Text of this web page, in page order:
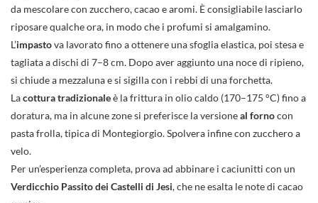
da mescolare con zucchero, cacao e aromi. È consigliabile lasciarlo
riposare qualche ora, in modo che i profumi si amalgamino.
L’impastova lavorato fino a ottenere una sfoglia elastica, poi stesa e
tagliata a dischi di 7–8 cm. Dopo aver aggiunto una noce di ripieno,
si chiude a mezzaluna e si sigilla con i rebbi di una forchetta.
Lacottura tradizionaleè la frittura in olio caldo (170–175 °C) fino a
doratura, ma in alcune zone si preferisce la versioneal fornocon
pasta frolla, tipica di Montegiorgio. Spolvera infine con zucchero a
velo.
Per un’esperienza completa, prova ad abbinare i caciunitti con un
Verdicchio Passito dei Castelli di Jesi, che ne esalta le note di cacao